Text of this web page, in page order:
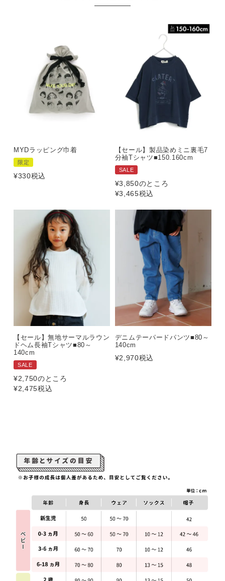
MYDラッピング巾着
限定
¥330税込
【セール】製品染めミニ裏毛7
分袖Tシャツ■150.160cm
SALE
¥3,850のところ
¥3,465税込
【セール】無地サーマルラウン
ドヘム長袖Tシャツ■80～
140cm
SALE
¥2,750のところ
¥2,475税込
デニムテーパードパンツ■80～
140cm
¥2,970税込